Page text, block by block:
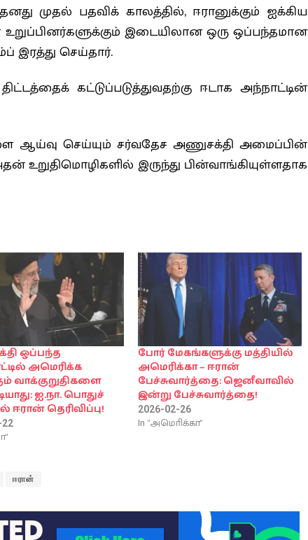
முதல் பதவிக் காலத்தில், ஈரானுக்கும் ஐக்கிய
உறுப்பினர்களுக்கும் இடையிலான ஒரு ஒப்பந்தமான
இரத்து செய்தார்.
கட்டுப்படுத்துவதற்கு ஈடாக அந்நாட்டின்
ஆய்வு செய்யும் சர்வதேச அணுசக்தி அமைப்பின்
உறுதிமொழிகளில் இருந்து பின்வாங்கியுள்ளதாக
ஒப்பந்த
அமெரிக்க
வாக்குறுதிகளை
ஐ.நா. பொதுச்
ஈரான் தெரிவிப்பு!
22
போர் மேகங்களுக்கு மத்தியில்
அமெரிக்கா – ஈரான்
பேச்சுவார்த்தை: ஜெனீவாவில்
இன்று பேச்சுவார்த்தை!
2026-02-26
In "அமொிக்கா"
ஈரான்